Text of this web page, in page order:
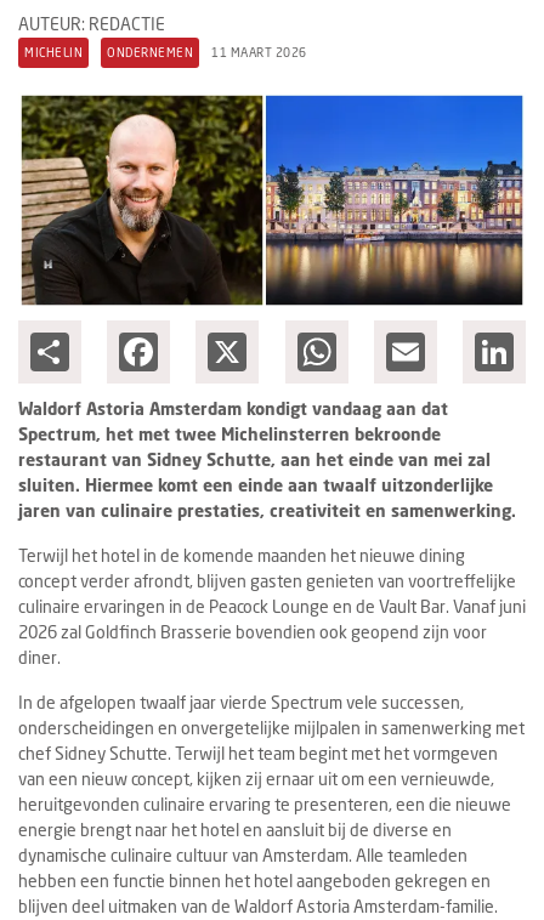
Jong & Ambitieus
Columns
Michelin
Nieuwe hotels
Personalia
HotelSummit
AUTEUR: REDACTIE
MICHELIN ONDERNEMEN 11 MAART 2026
Facebook WhatsAppEmail
Waldorf Astoria Amsterdam kondigt vandaag aan dat
Spectrum, het met twee Michelinsterren bekroonde
restaurant van Sidney Schutte, aan het einde van mei zal
sluiten. Hiermee komt een einde aan twaalf uitzonderlijke
jaren van culinaire prestaties, creativiteit en samenwerking.
Terwijl het hotel in de komende maanden het nieuwe dining
concept verder afrondt, blijven gasten genieten van voortreffelijke
culinaire ervaringen in de Peacock Lounge en de Vault Bar. Vanaf juni
2026 zal Goldfinch Brasserie bovendien ook geopend zijn voor
diner.
In de afgelopen twaalf jaar vierde Spectrum vele successen,
onderscheidingen en onvergetelijke mijlpalen in samenwerking met
chef Sidney Schutte. Terwijl het team begint met het vormgeven
van een nieuw concept, kijken zij ernaar uit om een vernieuwde,
heruitgevonden culinaire ervaring te presenteren, een die nieuwe
energie brengt naar het hotel en aansluit bij de diverse en
dynamische culinaire cultuur van Amsterdam. Alle teamleden
hebben een functie binnen het hotel aangeboden gekregen en
blijven deel uitmaken van de Waldorf Astoria Amsterdam-familie.